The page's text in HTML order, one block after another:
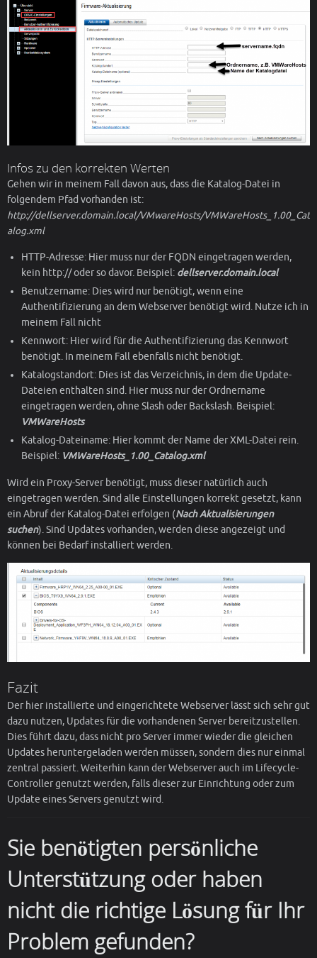
Infos zu den korrekten Werten
Gehen wir in meinem Fall davon aus, dass die Katalog-Datei in
folgendem Pfad vorhanden ist:
http://dellserver.domain.local/VMwareHosts/VMWareHosts_1.00_Cat
alog.xml
HTTP-Adresse: Hier muss nur der FQDN eingetragen werden,
kein http:// oder so davor. Beispiel: dellserver.domain.local
Benutzername: Dies wird nur benötigt, wenn eine
Authentifizierung an dem Webserver benötigt wird. Nutze ich in
meinem Fall nicht
Kennwort: Hier wird für die Authentifizierung das Kennwort
benötigt. In meinem Fall ebenfalls nicht benötigt.
Katalogstandort: Dies ist das Verzeichnis, in dem die Update-
Dateien enthalten sind. Hier muss nur der Ordnername
eingetragen werden, ohne Slash oder Backslash. Beispiel:
VMWareHosts
Katalog-Dateiname: Hier kommt der Name der XML-Datei rein.
Beispiel: VMWareHosts_1.00_Catalog.xml
Wird ein Proxy-Server benötigt, muss dieser natürlich auch
eingetragen werden. Sind alle Einstellungen korrekt gesetzt, kann
ein Abruf der Katalog-Datei erfolgen (Nach Aktualisierungen
suchen). Sind Updates vorhanden, werden diese angezeigt und
können bei Bedarf installiert werden.
Fazit
Der hier installierte und eingerichtete Webserver lässt sich sehr gut
dazu nutzen, Updates für die vorhandenen Server bereitzustellen.
Dies führt dazu, dass nicht pro Server immer wieder die gleichen
Updates heruntergeladen werden müssen, sondern dies nur einmal
zentral passiert. Weiterhin kann der Webserver auch im Lifecycle-
Controller genutzt werden, falls dieser zur Einrichtung oder zum
Update eines Servers genutzt wird.
Sie benötigten persönliche
Unterstützung oder haben
nicht die richtige Lösung für Ihr
Problem gefunden?